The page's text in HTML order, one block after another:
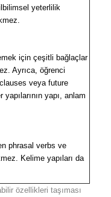
yeterlilik
için çeşitli bağlaçlar
Ayrıca, öğrenci
veya future
yapı, anlam
phrasal verbs ve
Kelime yapıları da
özellikleri taşıması